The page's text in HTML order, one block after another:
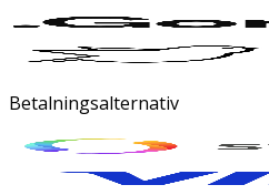
Betalningsalternativ